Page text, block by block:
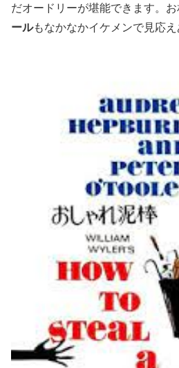
だオードリーが堪能できます。
ールもなかなかイケメンで見応え